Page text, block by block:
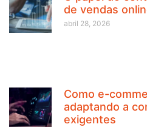
de vendas
abril 28, 2026
Como e-
adaptando a
exigentes